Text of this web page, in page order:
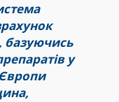
базуючись
у